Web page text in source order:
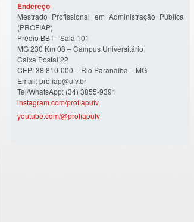
Endereço
Mestrado Profissional em Administração Pública
(PROFIAP)
Prédio BBT - Sala 101
MG 230 Km 08 – Campus Universitário
Caixa Postal 22
CEP: 38.810-000 – Rio Paranaíba – MG
Email: profiap@ufv.br
Tel/WhatsApp: (34) 3855-9391
instagram.com/profiapufv
youtube.com/@profiapufv